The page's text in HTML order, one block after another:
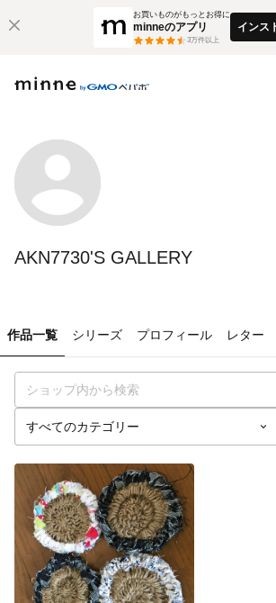
お買いものがもっとお得に
minneのアプリ
3万件以上
インス
AKN7730'S GALLERY
作品一覧 シリーズ プロフィール レター